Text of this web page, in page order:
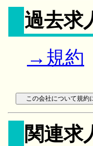
過去求
→規約
関連求